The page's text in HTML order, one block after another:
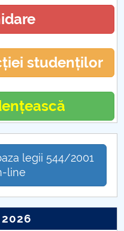
studenților
legii 544/2001
line
2026